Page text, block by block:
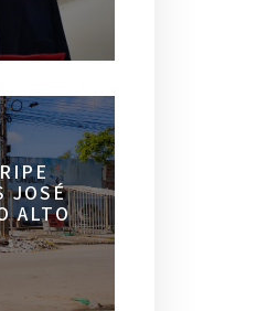
JOSÉ
ALTO